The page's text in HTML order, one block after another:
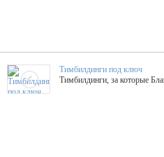
Тимбилдинги под ключ
Тимбилдинги, за которые